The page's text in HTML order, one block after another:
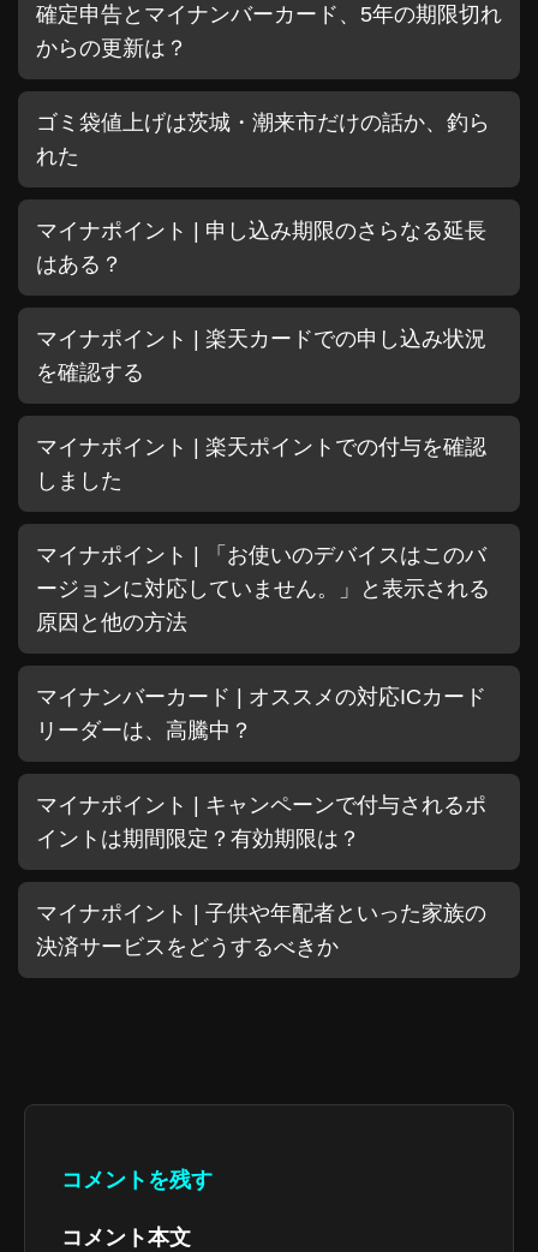
確定申告とマイナンバーカード、5年の期限切れ
からの更新は？
ゴミ袋値上げは茨城・潮来市だけの話か、釣ら
れた
マイナポイント | 申し込み期限のさらなる延長
はある？
マイナポイント | 楽天カードでの申し込み状況
を確認する
マイナポイント | 楽天ポイントでの付与を確認
しました
マイナポイント | 「お使いのデバイスはこのバ
ージョンに対応していません。」と表示される
原因と他の方法
マイナンバーカード | オススメの対応ICカード
リーダーは、高騰中？
マイナポイント | キャンペーンで付与されるポ
イントは期間限定？有効期限は？
マイナポイント | 子供や年配者といった家族の
決済サービスをどうするべきか
コメントを残す
コメント本文